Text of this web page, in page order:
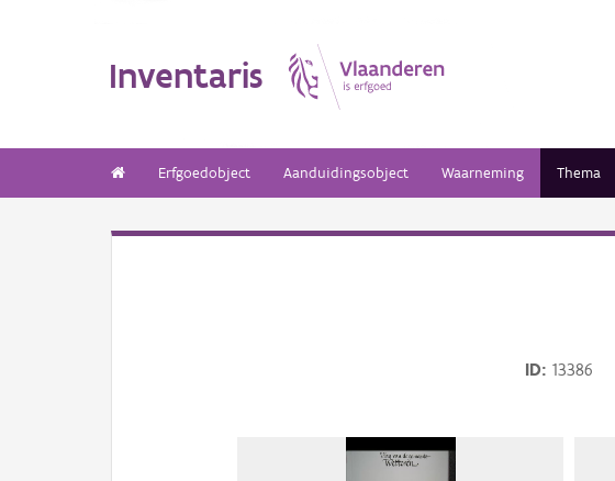
Inventaris
Erfgoedobject Aanduidingsobject Waarneming Thema
ID 13386